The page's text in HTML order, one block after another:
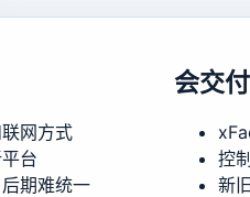
网方式
台
期难统一
会交
控
新